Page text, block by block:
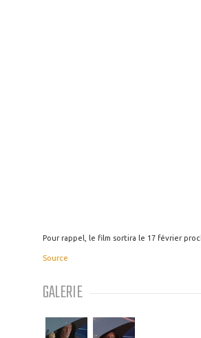
Pour rappel, le film sortira le 17 février
Source
GALERIE